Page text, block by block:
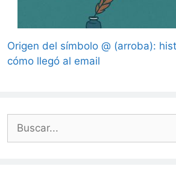
Origen del símbolo @ (arroba):
cómo llegó al email
Buscar: